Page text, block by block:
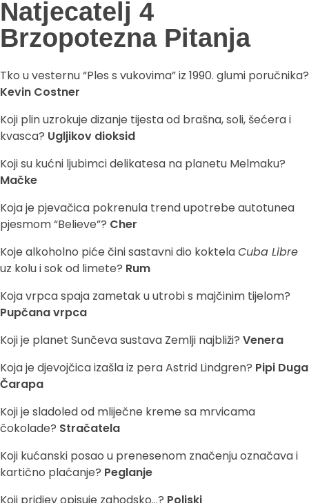
Natjecatelj 4
Brzopotezna Pitanja
Tko u vesternu “Ples s vukovima” iz 1990. glumi poručnika?
Kevin Costner
Koji plin uzrokuje dizanje tijesta od brašna, soli, šećera i
kvasca? Ugljikov dioksid
Koji su kućni ljubimci delikatesa na planetu Melmaku?
Mačke
Koja je pjevačica pokrenula trend upotrebe autotunea
pjesmom “Believe”? Cher
Koje alkoholno piće čini sastavni dio koktelaCuba Libre
uz kolu i sok od limete? Rum
Koja vrpca spaja zametak u utrobi s majčinim tijelom?
Pupčana vrpca
Koji je planet Sunčeva sustava Zemlji najbliži? Venera
Koja je djevojčica izašla iz pera Astrid Lindgren? Pipi Duga
Čarapa
Koji je sladoled od mliječne kreme sa mrvicama
čokolade? Stračatela
Koji kućanski posao u prenesenom značenju označava i
kartično plaćanje? Peglanje
Koji pridjev opisuje zahodsko…? Poljski